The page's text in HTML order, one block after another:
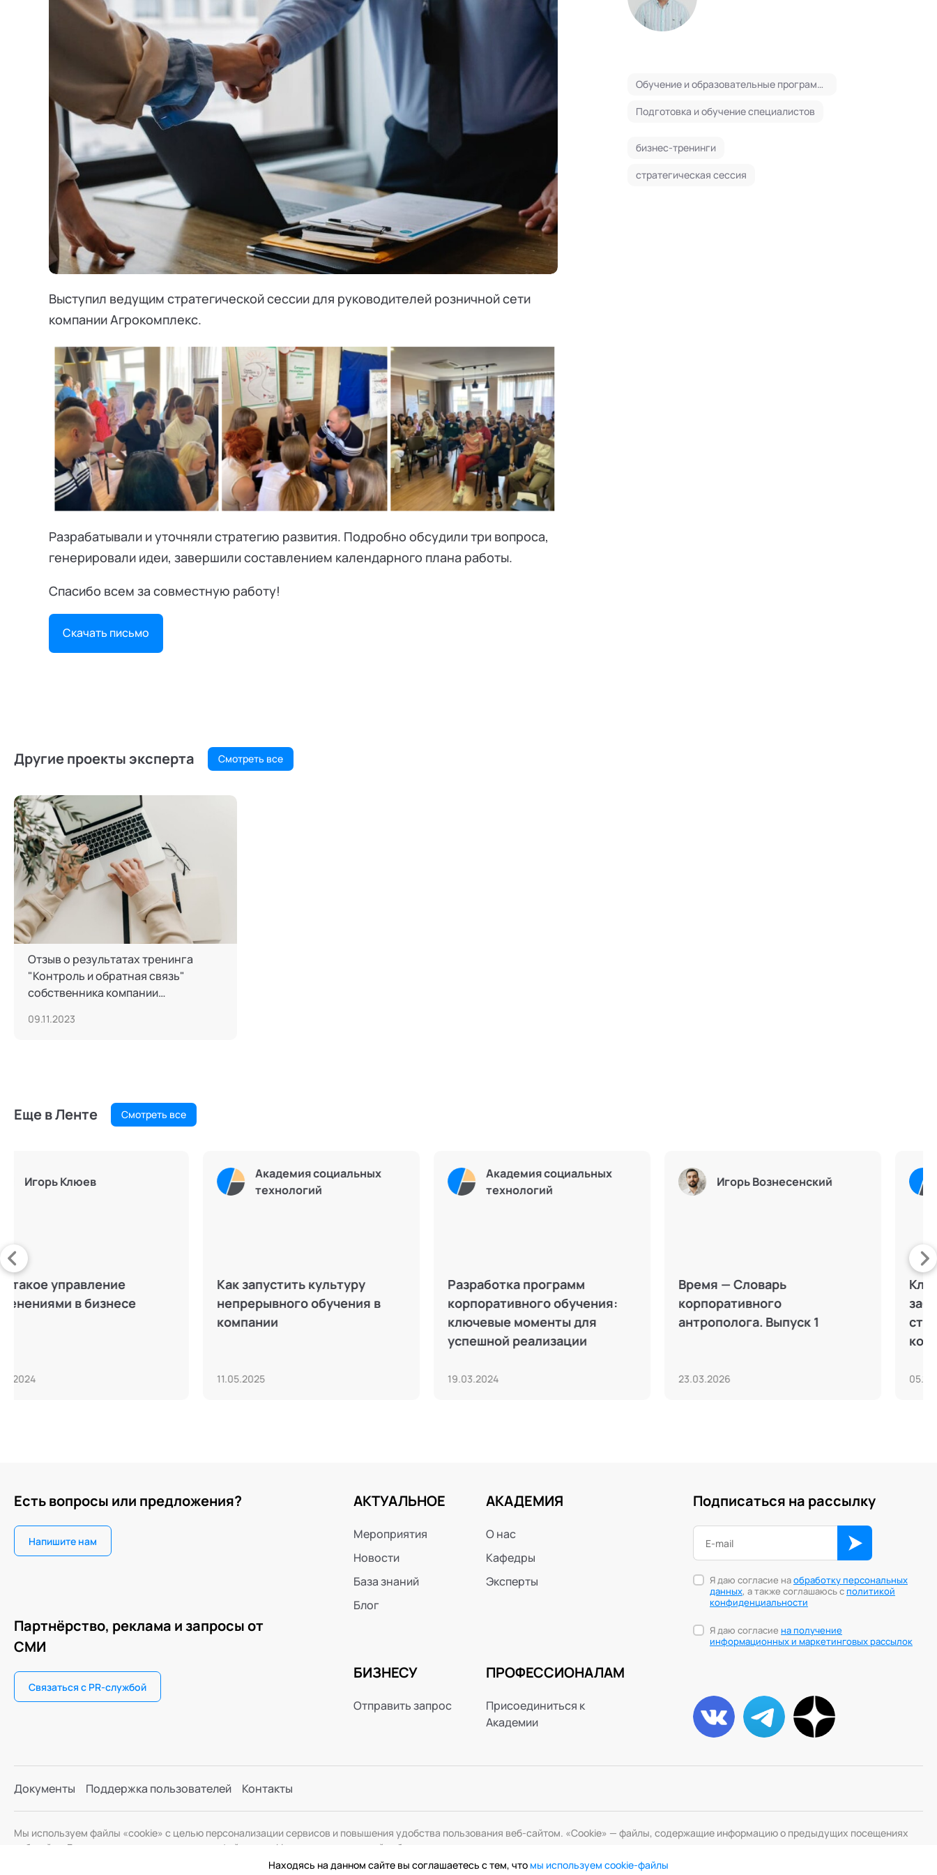
Обучение и образовательные программы
Подготовка и обучение специалистов
бизнес-тренинги
стратегическая сессия
Выступил ведущим стратегической сессии для руководителей розничной сети
компании Агрокомплекс.
Разрабатывали и уточняли стратегию развития. Подробно обсудили три вопроса,
генерировали идеи, завершили составлением календарного плана работы.
Спасибо всем за совместную работу!
Скачать письмо
Другие проекты эксперта Смотреть все
Отзыв о результатах тренинга
"Контроль и обратная связь"
собственника компании
09.11.2023
Еще в Ленте Смотреть все
Игорь Вознесенский
Время — Словарь
корпоративного
антрополога. Выпуск 1
Академия социальных
Клиентский сервис: как
забота о клиентах может
Академия социальных
Личные границы: как
выстроить здоровые
отношения с окружающими
Академия социальных
технологий
Командообразование: как
укрепить
не провести очередной
Есть вопросы или предложения?
Напишите нам
Партнёрство, реклама и запросы от
СМИ
Связаться с PR-службой
АКТУАЛЬНОЕ
Мероприятия
Новости
База знаний
Блог
АКАДЕМИЯ
О нас
Кафедры
Эксперты
БИЗНЕСУ
Отправить запрос
ПРОФЕССИОНАЛАМ
Присоединиться к
Академии
Подписаться на рассылку
Я даю согласие наобработку персональных
данных, а также соглашаюсь сполитикой
конфиденциальности
Я даю согласие на получение
информационных и маркетинговых рассылок
Документы Поддержка пользователей Контакты
Мы используем файлы «cookie» с целью персонализации сервисов и повышения удобства пользования веб-сайтом. «Cookie» — файлы, содержащие информацию о предыдущих посещениях
веб-сайта. Если вы не хотите использовать файлы «cookie», измените настройки браузера.
Находясь на данном сайте вы соглашаетесь с тем, что мы используем cookie-файлы